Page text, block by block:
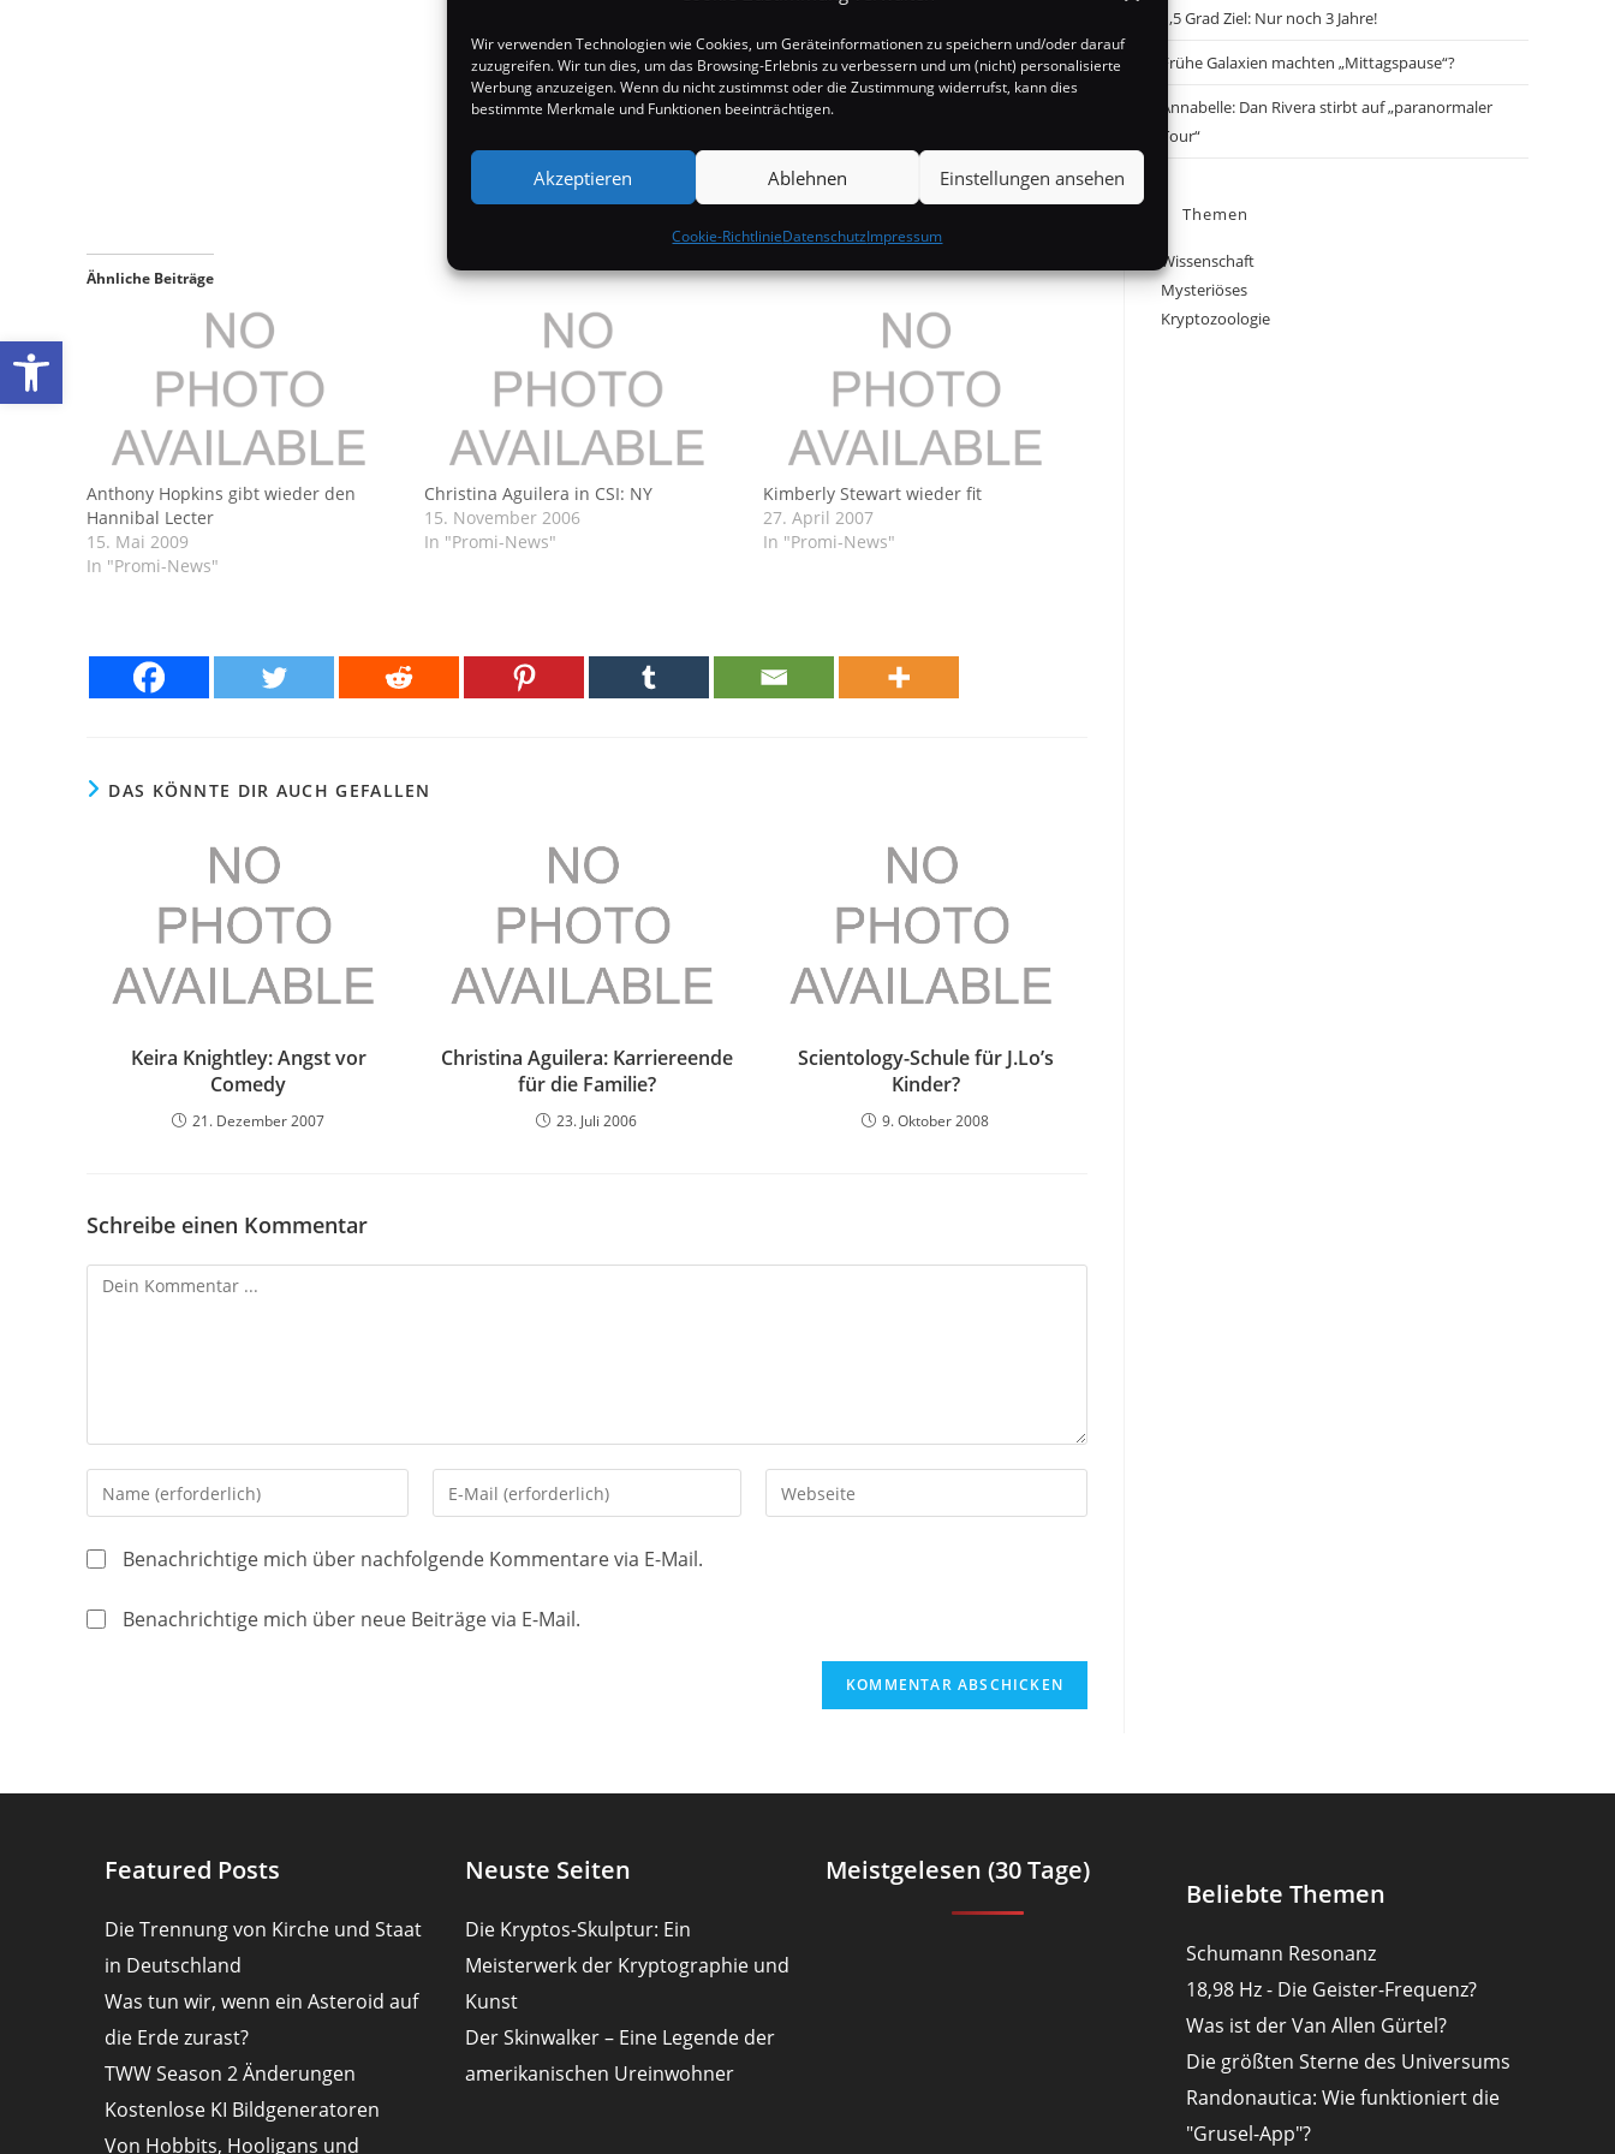
Werkzeugleiste öffnen
Wir verwenden Technologien wie Cookies, um Geräteinformationen zu speichern und/oder darauf
zuzugreifen. Wir tun dies, um das Browsing-Erlebnis zu verbessern und um (nicht) personalisierte
Werbung anzuzeigen. Wenn du nicht zustimmst oder die Zustimmung widerrufst, kann dies
bestimmte Merkmale und Funktionen beeinträchtigen.
Akzeptieren Ablehnen Einstellungen ansehen
Cookie-RichtlinieDatenschutzImpressum
Ähnliche Beiträge
Anthony Hopkins gibt wieder den
Hannibal Lecter
15. Mai 2009
In "Promi-News"
Christina Aguilera in CSI: NY
15. November 2006
In "Promi-News"
Kimberly Stewart wieder fit
27. April 2007
In "Promi-News"
DAS KÖNNTE DIR AUCH GEFALLEN
Keira Knightley: Angst vor
Comedy
21. Dezember 2007
Christina Aguilera: Karriereende
für die Familie?
23. Juli 2006
Scientology-Schule für J.Lo’s
Kinder?
9. Oktober 2008
Schreibe einen Kommentar
Kommentieren
Gib
deinen
Namen
Benutzernamen
Gib
deine
Mail-
Adresse
Gib
deine
Benachrichtige mich über nachfolgende Kommentare via E-Mail.
Benachrichtige mich über neue Beiträge via E-Mail.
1,5 Grad Ziel: Nur noch 3 Jahre!
Frühe Galaxien machten „Mittagspause“?
Annabelle: Dan Rivera stirbt auf „paranormaler
Tour“
Themen
Wissenschaft
Mysteriöses
Kryptozoologie
Featured Posts
Die Trennung von Kirche und Staat
in Deutschland
Was tun wir, wenn ein Asteroid auf
die Erde zurast?
TWW Season 2 Änderungen
Kostenlose KI Bildgeneratoren
Von Hobbits, Hooligans und
Neuste Seiten
Die Kryptos-Skulptur: Ein
Meisterwerk der Kryptographie und
Kunst
Der Skinwalker – Eine Legende der
amerikanischen Ureinwohner
Meistgelesen (30 Tage)
Beliebte Themen
Schumann Resonanz
18,98 Hz - Die Geister-Frequenz?
Was ist der Van Allen Gürtel?
Die größten Sterne des Universums
Randonautica: Wie funktioniert die
"Grusel-App"?